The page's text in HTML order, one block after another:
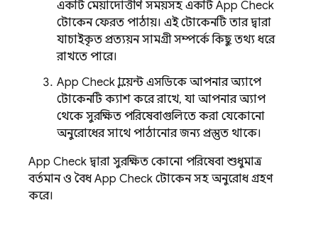
একটি মেয়াদোত্তীর্ণ সময়সহ একটিApp Check
টোকেন ফেরত পাঠায়। এই টোকেনটি তার দ্বারা
যাচাইকৃত প্রত্যয়ন সামগ্রী সম্পর্কে কিছু তথ্য ধরে
রাখতে পারে।
App Checkক্লায়েন্ট এসডিকে আপনার অ্যাপে
টোকেনটি ক্যাশ করে রাখে, যা আপনার অ্যাপ
থেকে সুরক্ষিত পরিষেবাগুলিতে করা যেকোনো
অনুরোধের সাথে পাঠানোর জন্য প্রস্তুত থাকে।
App Check দ্বারা সুরক্ষিত কোনো পরিষেবা শুধুমাত্র
বর্তমান ও বৈধApp Check টোকেন সহ অনুরোধ গ্রহণ
করে।